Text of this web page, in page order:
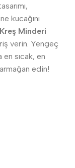
kucağını
Kreş Minderi
verin. Yengeç
sıcak, en
edin!